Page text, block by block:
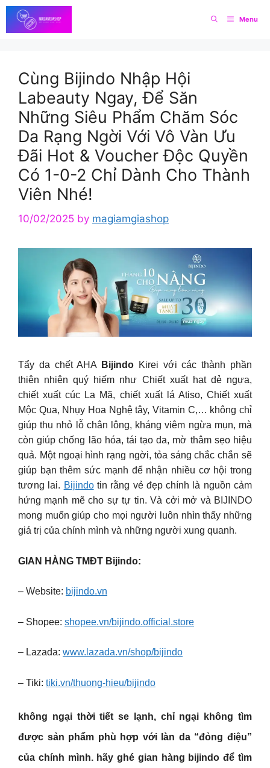
Skip
to
content
Menu
Cùng Bijindo Nhập Hội
Labeauty Ngay, Để Săn
Những Siêu Phẩm Chăm Sóc
Da Rạng Ngời Với Vô Vàn Ưu
Đãi Hot & Voucher Độc Quyền
Có 1-0-2 Chỉ Dành Cho Thành
Viên Nhé!
10/02/2025 by magiamgiashop
Tẩy da chết AHA Bijindo Kirei với các thành phần
thiên nhiên quý hiếm như Chiết xuất hạt dẻ ngựa,
chiết xuất cúc La Mã, chiết xuất lá Atiso, Chiết xuất
Mộc Qua, Nhụy Hoa Nghệ tây, Vitamin C,… không chỉ
giúp thu nhỏ lỗ chân lông, kháng viêm ngừa mụn, mà
còn giúp chống lão hóa, tái tạo da, mờ thâm sẹo hiệu
quả. Một ngoại hình rạng ngời, tỏa sáng chắc chắn sẽ
giúp bạn thêm sức mạnh để nhận nhiều cơ hội trong
tương lai. Bijindotin rằng vẻ đẹp chính là nguồn cảm
hứng mạnh mẽ cho sự tự tin. Và cởi mở và BIJINDO
mong muốn giúp cho mọi người luôn nhìn thấy những
giá trị của chính mình và những người xung quanh.
GIAN HÀNG TMĐT Bijindo:
– Website: bijindo.vn
– Shopee: shopee.vn/bijindo.official.store
– Lazada: www.lazada.vn/shop/bijindo
– Tiki: tiki.vn/thuong-hieu/bijindo
không ngại thời tiết se lạnh, chỉ ngại không tìm
được sản phẩm phù hợp với làn da “đỏng điệu”
của chính mình. hãy ghé gian hàng bijindo để tìm